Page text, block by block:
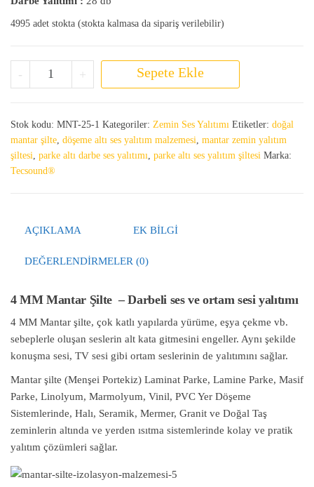
4995 adet stokta (stokta kalmasa da sipariş verilebilir)
- Mantar Şilte 4 MM adet
+ Sepete Ekle
Stok kodu: MNT-25-1 Kategoriler: Zemin Ses Yalıtımı Etiketler: doğal
mantar şilte döşeme altı ses yalıtım malzemesi mantar zemin yalıtım
şiltesi parke altı darbe ses yalıtımı parke altı ses yalıtım şiltesi Marka:
Tecsound®
AÇIKLAMA EK BILGI
DEĞERLENDIRMELER (0)
4 MM Mantar Şilte – Darbeli ses ve ortam sesi yalıtımı
4 MM Mantar şilte, çok katlı yapılarda yürüme, eşya çekme vb.
sebeplerle oluşan seslerin alt kata gitmesini engeller. Aynı şekilde
konuşma sesi, TV sesi gibi ortam seslerinin de yalıtımını sağlar.
Mantar şilte (Menşei Portekiz) Laminat Parke, Lamine Parke, Masif
Parke, Linolyum, Marmolyum, Vinil, PVC Yer Döşeme
Sistemlerinde, Halı, Seramik, Mermer, Granit ve Doğal Taş
zeminlerin altında ve yerden ısıtma sistemlerinde kolay ve pratik
yalıtım çözümleri sağlar.